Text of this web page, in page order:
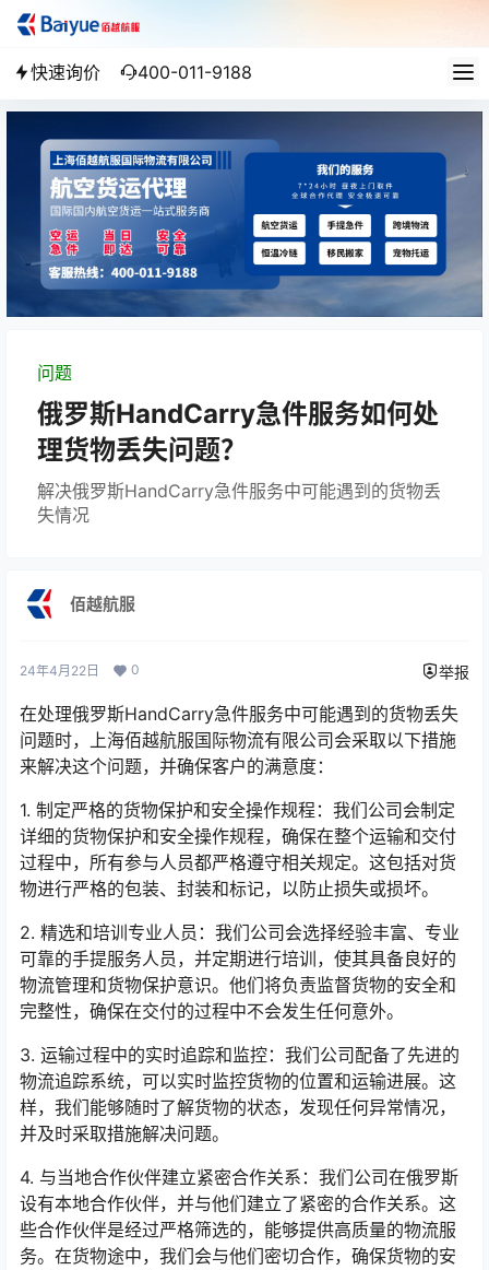
快速询价 400-011-9188
问题
俄罗斯HandCarry急件服务如何处
理货物丢失问题？
解决俄罗斯HandCarry急件服务中可能遇到的货物丢
失情况
佰越航服
24年4月22日 0 举报
在处理俄罗斯HandCarry急件服务中可能遇到的货物丢失
问题时，上海佰越航服国际物流有限公司会采取以下措施
来解决这个问题，并确保客户的满意度：
1. 制定严格的货物保护和安全操作规程：我们公司会制定
详细的货物保护和安全操作规程，确保在整个运输和交付
过程中，所有参与人员都严格遵守相关规定。这包括对货
物进行严格的包装、封装和标记，以防止损失或损坏。
2. 精选和培训专业人员：我们公司会选择经验丰富、专业
可靠的手提服务人员，并定期进行培训，使其具备良好的
物流管理和货物保护意识。他们将负责监督货物的安全和
完整性，确保在交付的过程中不会发生任何意外。
3. 运输过程中的实时追踪和监控：我们公司配备了先进的
物流追踪系统，可以实时监控货物的位置和运输进展。这
样，我们能够随时了解货物的状态，发现任何异常情况，
并及时采取措施解决问题。
4. 与当地合作伙伴建立紧密合作关系：我们公司在俄罗斯
设有本地合作伙伴，并与他们建立了紧密的合作关系。这
些合作伙伴是经过严格筛选的，能够提供高质量的物流服
务。在货物途中，我们会与他们密切合作，确保货物的安